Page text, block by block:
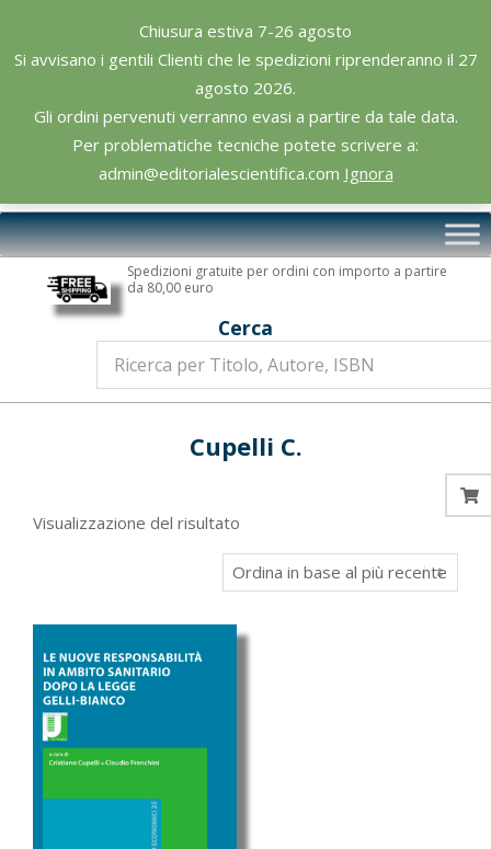
Chiusura estiva 7-26 agosto
Si avvisano i gentili Clienti che le spedizioni riprenderanno il 27
agosto 2026.
Gli ordini pervenuti verranno evasi a partire da tale data.
Per problematiche tecniche potete scrivere a:
admin@editorialescientifica.com Ignora
content
Editoriale
Scientifica
Primary
Navigation
Spedizioni gratuite per ordini con importo a partire
da 80,00 euro
Cerca
Cupelli C.
Visualizzazione del risultato